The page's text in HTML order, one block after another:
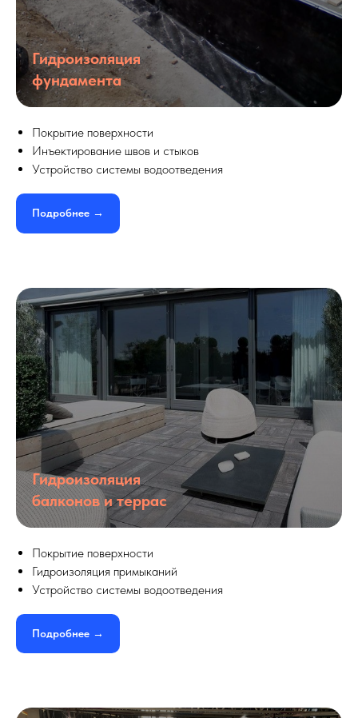
Гидроизоляция
фундамента
Покрытие поверхности
Инъектирование швов и стыков
Устройство системы водоотведения
Подробнее →
Гидроизоляция
балконов и террас
Покрытие поверхности
Гидроизоляция примыканий
Устройство системы водоотведения
Подробнее →